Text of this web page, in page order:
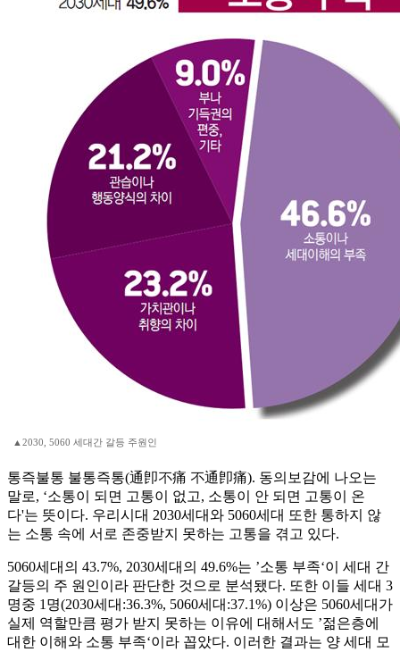
▲2030, 5060 세대간 갈등 주원인
통즉불통 불통즉통(通卽不痛 不通卽痛). 동의보감에 나오는
말로, ‘소통이 되면 고통이 없고, 소통이 안 되면 고통이 온
다'는 뜻이다. 우리시대 2030세대와 5060세대 또한 통하지 않
는 소통 속에 서로 존중받지 못하는 고통을 겪고 있다.
5060세대의 43.7%, 2030세대의 49.6%는 ’소통 부족‘이 세대 간
갈등의 주 원인이라 판단한 것으로 분석됐다. 또한 이들 세대 3
명중 1명(2030세대:36.3%, 5060세대:37.1%) 이상은 5060세대가
실제 역할만큼 평가 받지 못하는 이유에 대해서도 ’젊은층에
대한 이해와 소통 부족‘이라 꼽았다. 이러한 결과는 양 세대 모